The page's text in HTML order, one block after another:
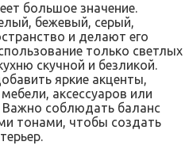
большое значение.
бежевый, серый,
и делают его
только светлых
скучной и безликой.
яркие акценты,
аксессуаров или
соблюдать баланс
тонами, чтобы создать